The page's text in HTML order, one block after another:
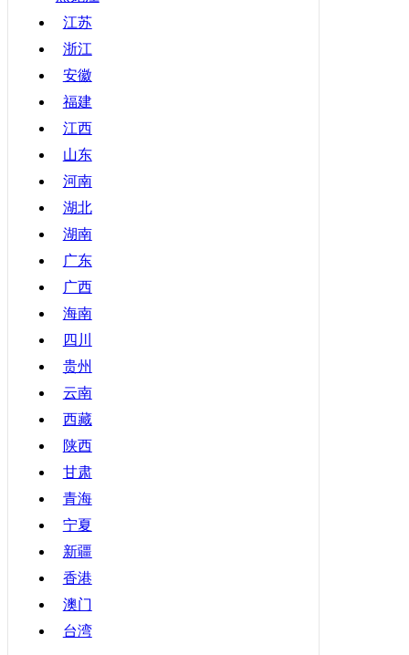
甘肃
青海
宁夏
新疆
香港
澳门
台湾
江苏
浙江
安徽
福建
江西
山东
河南
湖北
湖南
广东
广西
海南
四川
贵州
云南
西藏
陕西
甘肃
青海
宁夏
新疆
香港
澳门
台湾